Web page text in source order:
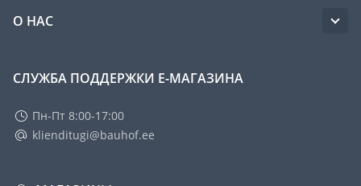
О НАС
СЛУЖБА ПОДДЕРЖКИ Е-МАГАЗИНА
Пн-Пт 8:00-17:00
klienditugi@bauhof.ee